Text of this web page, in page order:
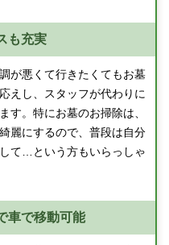
も充実
が悪くて行きたくてもお墓
えし、スタッフが代わりに
す。特にお墓のお掃除は、
麗にするので、普段は自分
て…という方もいらっしゃ
車で移動可能